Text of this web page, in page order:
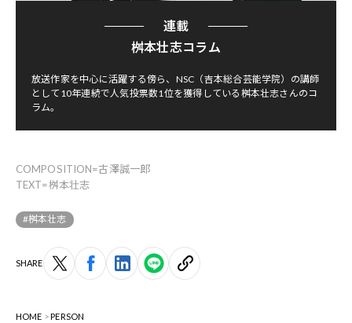
連載
桝本壮志コラム
放送作家を中心に活躍する傍ら、NSC（吉本総合芸能学院）の講師
として10年連続で人気投票数1位を獲得している桝本壮志さんのコ
ラム。
COMPOSITION=古澤誠一郎
TEXT=桝本壮志
#桝本壮志
SHARE
HOME
PERSON